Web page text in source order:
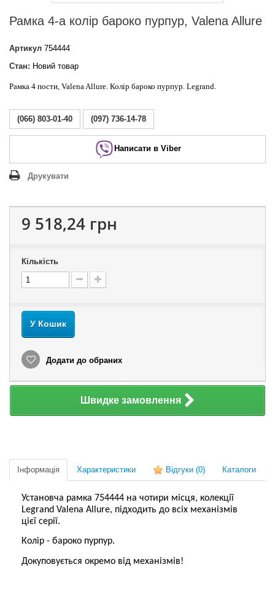
Рамка 4-а колір бароко пурпур, Valena Allure
Артикул 754444
Стан: Новий товар
Рамка 4 пости, Valena Allure. Колір бароко пурпур. Legrand.
(066) 803-01-40 (097) 736-14-78
Написати в Viber
Друкувати
9 518,24 грн
Кількість
У Кошик
Додати до обраних
Швидке замовлення
Інформація Характеристики Відгуки (0) Каталоги
Установча рамка 754444 на чотири місця, колекції
Legrand Valena Allure, підходить до всіх механізмів
цієї серії.
Колір - бароко пурпур.
Докуповується окремо від механізмів!